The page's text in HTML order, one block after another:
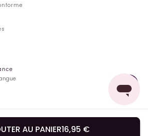
AU PANIER16,95 €